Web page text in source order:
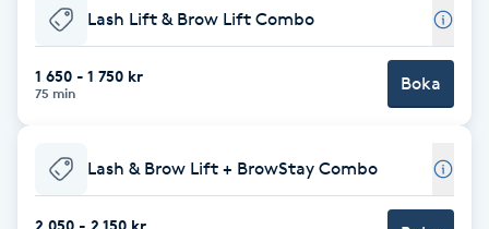
Blowout
Bottenfärg
Brynformning
Lash Lift & Brow Lift Combo
1 650 - 1 750 kr
75 min Boka
Lash & Brow Lift + BrowStay Combo
2 050 - 2 150 kr